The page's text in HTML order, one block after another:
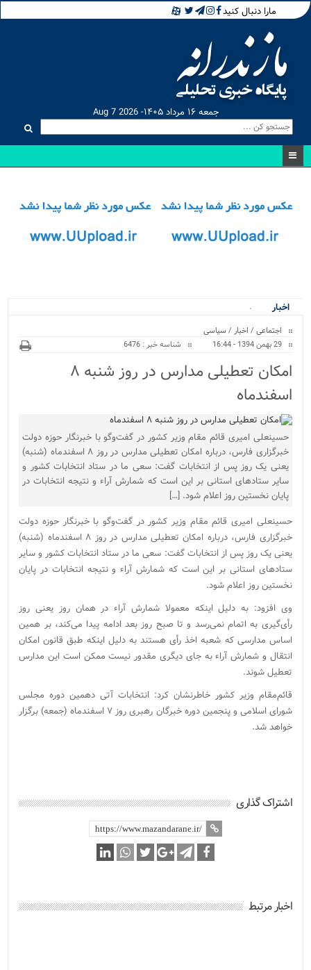
مارا دنبال کنید
جمعه ۱۶ مرداد ۱۴۰۵- Aug 7 2026
اخبار
توسعه_
اجتماعی / اخبار / سیاسی
29 بهمن 1394 - 16:44
شناسه خبر : 6476
امکان تعطیلی مدارس در روز شنبه ۸
اسفندماه
حسینعلی امیری قائم مقام وزیر کشور در گفت‌وگو با خبرنگار حوزه دولت
خبرگزاری فارس، درباره امکان تعطیلی مدارس در روز ۸ اسفندماه (شنبه)
یعنی یک روز پس از انتخابات گفت: سعی ما در ستاد انتخابات کشور و
سایر ستادهای استانی بر این است که شمارش آراء و نتیجه انتخابات در
پایان نخستین روز اعلام شود. […]
حسینعلی امیری قائم مقام وزیر کشور در گفت‌وگو با خبرنگار حوزه دولت
خبرگزاری فارس، درباره امکان تعطیلی مدارس در روز ۸ اسفندماه (شنبه)
یعنی یک روز پس از انتخابات گفت: سعی ما در ستاد انتخابات کشور و سایر
ستادهای استانی بر این است که شمارش آراء و نتیجه انتخابات در پایان
نخستین روز اعلام شود.
وی افزود: به دلیل اینکه معمولا شمارش آراء در همان روز یعنی روز
رأی‌گیری به اتمام نمی‌رسد و تا صبح روز بعد ادامه پیدا می‌کند، بر همین
اساس مدارسی که شعبه اخذ رأی هستند به دلیل اینکه طبق قانون امکان
انتقال و شمارش آراء به جای دیگری مقدور نیست ممکن است این مدارس
تعطیل شوند.
قائم‌مقام وزیر کشور خاطرنشان کرد: انتخابات آتی دهمین دوره مجلس
شورای اسلامی و پنجمین دوره خبرگان رهبری روز ۷ اسفندماه (جمعه) برگزار
خواهد شد.
اشتراک گذاری
اخبار مرتبط